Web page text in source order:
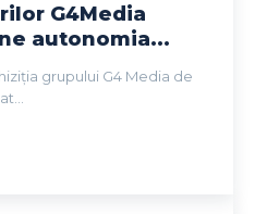
G4Media
autonomia...
grupului G4 Media de